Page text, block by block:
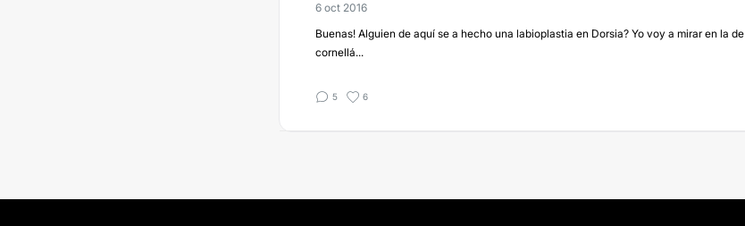
6 oct 2016
Buenas! Alguien de aquí se a hecho una labioplastia en Dorsia? Yo voy a mirar en la de
cornellá...
5 6